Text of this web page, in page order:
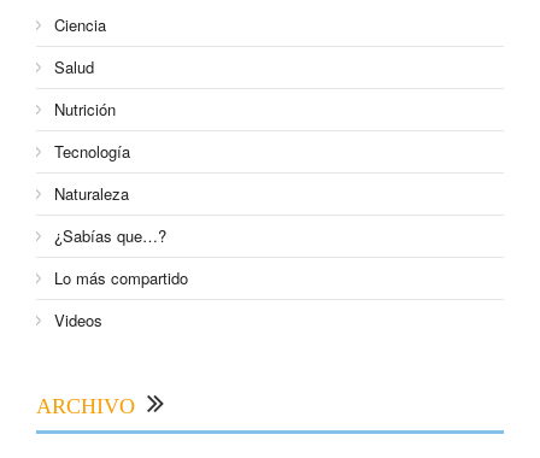
Ciencia
Salud
Nutrición
Tecnología
Naturaleza
¿Sabías que…?
Lo más compartido
Videos
ARCHIVO